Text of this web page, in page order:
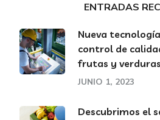
ENTRADAS
Nueva
control de
frutas y verduras
JUNIO 1, 2023
Descubrimos el